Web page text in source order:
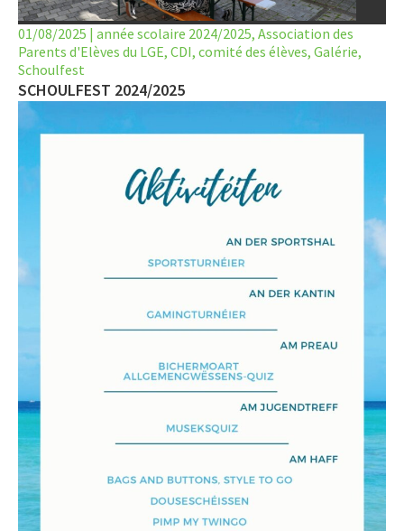
ACTUALITÉ
AGENDA
ACTIVITÉS
SERVICES
APPRENTISSAGE
01/08/2025 | année scolaire 2024/2025, Association des
Parents d'Elèves du LGE, CDI, comité des élèves, Galérie,
Schoulfest
SCHOULFEST 2024/2025